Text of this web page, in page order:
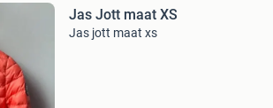
Jas Jott maat XS
Jas jott maat xs